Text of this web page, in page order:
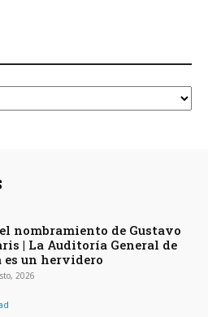
nombramiento de Gustavo
| La Auditoría General de
es un hervidero
2026